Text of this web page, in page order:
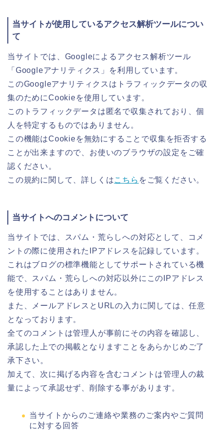
当サイトが使用しているアクセス解析ツールについ
て
当サイトでは、Googleによるアクセス解析ツール
「Googleアナリティクス」を利用しています。
このGoogleアナリティクスはトラフィックデータの収
集のためにCookieを使用しています。
このトラフィックデータは匿名で収集されており、個
人を特定するものではありません。
この機能はCookieを無効にすることで収集を拒否する
ことが出来ますので、お使いのブラウザの設定をご確
認ください。
この規約に関して、詳しくはこちら をご覧ください。
当サイトへのコメントについて
当サイトでは、スパム・荒らしへの対応として、コメ
ントの際に使用されたIPアドレスを記録しています。
これはブログの標準機能としてサポートされている機
能で、スパム・荒らしへの対応以外にこのIPアドレス
を使用することはありません。
また、メールアドレスとURLの入力に関しては、任意
となっております。
全てのコメントは管理人が事前にその内容を確認し、
承認した上での掲載となりますことをあらかじめご了
承下さい。
加えて、次に掲げる内容を含むコメントは管理人の裁
量によって承認せず、削除する事があります。
当サイトからのご連絡や業務のご案内やご質問
に対する回答